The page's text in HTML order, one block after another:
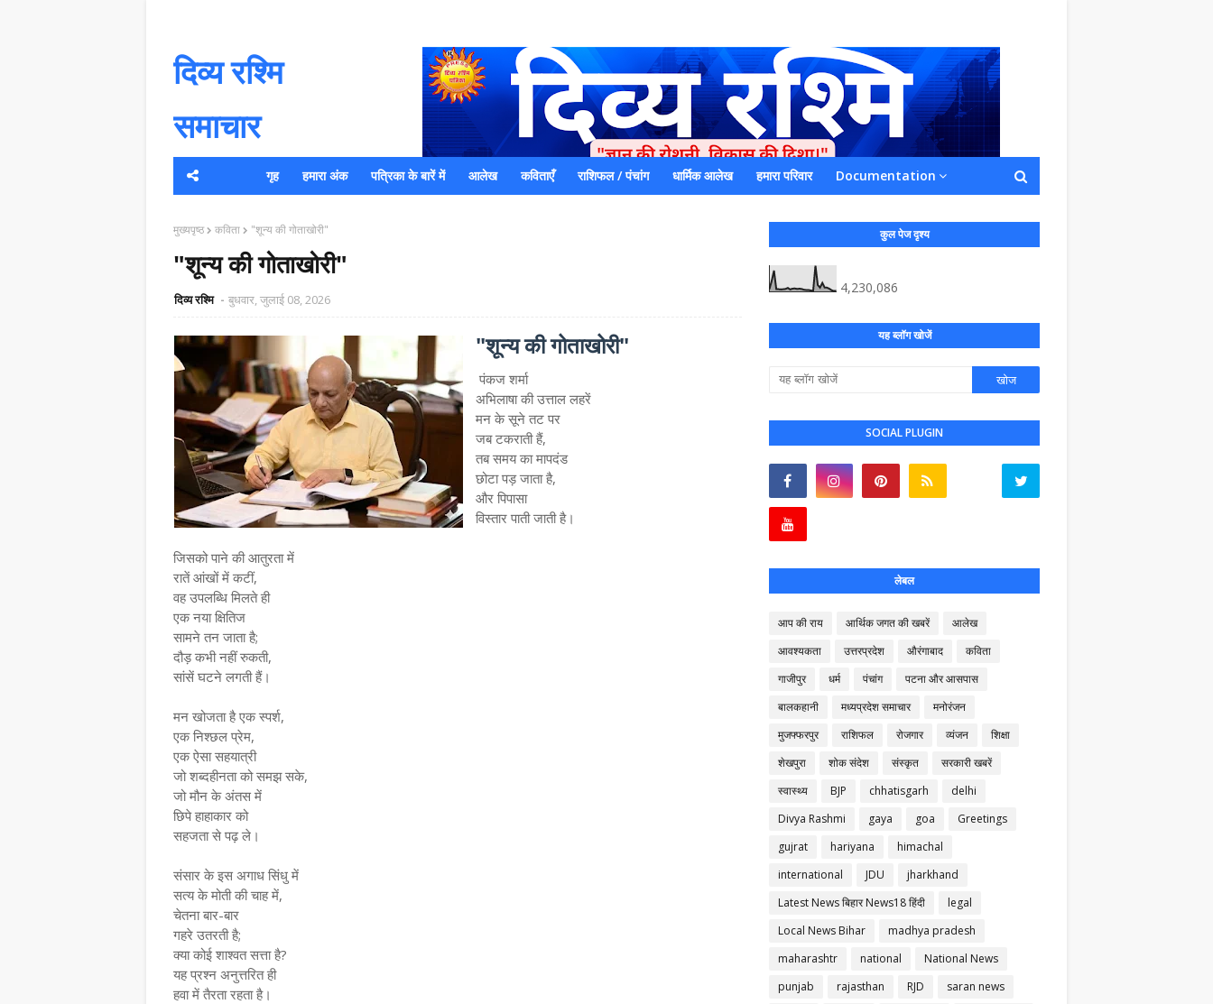
दिव्य रश्मि
समाचार
यह एक धर्मिक और राष्ट्रवादी पत्रिका है जो पाठको के आपसी सहयोग के द्वारा प्रकाशित किया जाता है अपना सहयोग हमारे इस खाते
गृह हमारा अंक पत्रिका के बारें में आलेख कविताएँ राशिफल / पंचांग धार्मिक आलेख हमारा परिवार Documentation
मुख्यपृष्ठ कविता "शून्य की गोताखोरी"
"शून्य की गोताखोरी"
दिव्य रश्मि बुधवार, जुलाई 08, 2026
"शून्य की गोताखोरी"
​ पंकज शर्मा
​अभिलाषा की उत्ताल लहरें
मन के सूने तट पर
जब टकराती हैं,
तब समय का मापदंड
छोटा पड़ जाता है,
और पिपासा
विस्तार पाती जाती है।
​जिसको पाने की आतुरता में
रातें आंखों में कटीं,
वह उपलब्धि मिलते ही
एक नया क्षितिज
सामने तन जाता है;
दौड़ कभी नहीं रुकती,
सांसें घटने लगती हैं।
​मन खोजता है एक स्पर्श,
एक निश्छल प्रेम,
एक ऐसा सहयात्री
जो शब्दहीनता को समझ सके,
जो मौन के अंतस में
छिपे हाहाकार को
सहजता से पढ़ ले।
​संसार के इस अगाध सिंधु में
सत्य के मोती की चाह में,
चेतना बार-बार
गहरे उतरती है;
क्या कोई शाश्वत सत्ता है?
यह प्रश्न अनुत्तरित ही
हवा में तैरता रहता है।
कुल पेज दृश्य
4,230,086
यह ब्लॉग खोजें
SOCIAL PLUGIN
लेबल
आप की राय आर्थिक जगत की खबरें
आलेख
आवश्यकता
उत्तरप्रदेश औरंगाबाद
कविता
गाजीपुर
धर्म पंचांग
पटना और आसपास
बालकहानी
मध्यप्रदेश समाचार
मनोरंजन
मुजफ्फरपुर
राशिफल रोजगार व्यंजन
शिक्षा
शेखपुरा
शोक संदेश संस्कृत
सरकारी खबरें
स्वास्थ्य
BJP chhatisgarh
delhi
Divya Rashmi
gaya goa
Greetings
gujrat
hariyana
himachal
international
JDU
jharkhand
Latest News बिहार News18 हिंदी
legal
Local News Bihar
madhya pradesh
maharashtr
national
National News
punjab
rajasthan RJD
saran news